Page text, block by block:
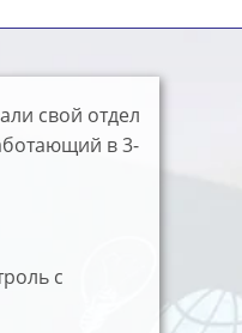
свой отдел
в 3-
с